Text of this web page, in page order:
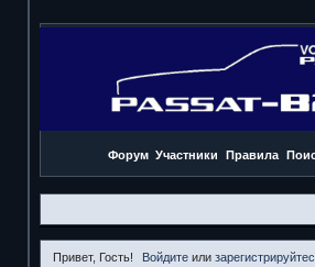
Форум Участники Правила
Привет, Гость! Войдите или